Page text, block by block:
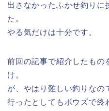
出さなかったふかせ釣りに
た。
やる気だけは十分です。
前回の記事で紹介したもの
け。
が、やはり難しい釣りなの
行ったとしてもボウズで終